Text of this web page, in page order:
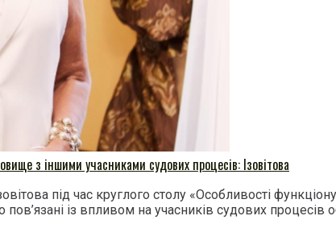
з іншими учасниками судових процесів: Ізовітова
під час круглого столу «Особливості
із впливом на учасників судових процесів